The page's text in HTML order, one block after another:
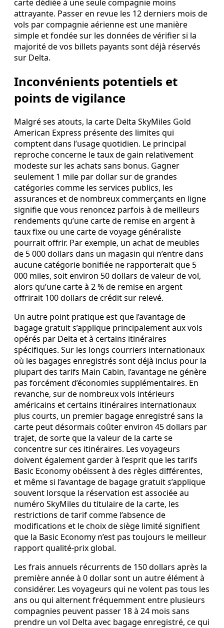
carte dédiée à une seule compagnie moins
attrayante. Passer en revue les 12 derniers mois de
vols par compagnie aérienne est une manière
simple et fondée sur les données de vérifier si la
majorité de vos billets payants sont déjà réservés
sur Delta.
Inconvénients potentiels et
points de vigilance
Malgré ses atouts, la carte Delta SkyMiles Gold
American Express présente des limites qui
comptent dans l’usage quotidien. Le principal
reproche concerne le taux de gain relativement
modeste sur les achats sans bonus. Gagner
seulement 1 mile par dollar sur de grandes
catégories comme les services publics, les
assurances et de nombreux commerçants en ligne
signifie que vous renoncez parfois à de meilleurs
rendements qu’une carte de remise en argent à
taux fixe ou une carte de voyage généraliste
pourrait offrir. Par exemple, un achat de meubles
de 5 000 dollars dans un magasin qui n’entre dans
aucune catégorie bonifiée ne rapporterait que 5
000 miles, soit environ 50 dollars de valeur de vol,
alors qu’une carte à 2 % de remise en argent
offrirait 100 dollars de crédit sur relevé.
Un autre point pratique est que l’avantage de
bagage gratuit s’applique principalement aux vols
opérés par Delta et à certains itinéraires
spécifiques. Sur les longs courriers internationaux
où les bagages enregistrés sont déjà inclus pour la
plupart des tarifs Main Cabin, l’avantage ne génère
pas forcément d’économies supplémentaires. En
revanche, sur de nombreux vols intérieurs
américains et certains itinéraires internationaux
plus courts, un premier bagage enregistré sans la
carte peut désormais coûter environ 45 dollars par
trajet, de sorte que la valeur de la carte se
concentre sur ces itinéraires. Les voyageurs
doivent également garder à l’esprit que les tarifs
Basic Economy obéissent à des règles différentes,
et même si l’avantage de bagage gratuit s’applique
souvent lorsque la réservation est associée au
numéro SkyMiles du titulaire de la carte, les
restrictions de tarif comme l’absence de
modifications et le choix de siège limité signifient
que la Basic Economy n’est pas toujours le meilleur
rapport qualité-prix global.
Les frais annuels récurrents de 150 dollars après la
première année à 0 dollar sont un autre élément à
considérer. Les voyageurs qui ne volent pas tous les
ans ou qui alternent fréquemment entre plusieurs
compagnies peuvent passer 18 à 24 mois sans
prendre un vol Delta avec bagage enregistré, ce qui